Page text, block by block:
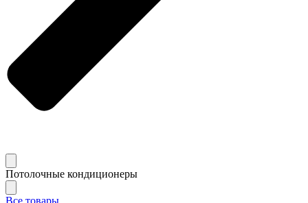
Потолочные кондиционеры
Все товары